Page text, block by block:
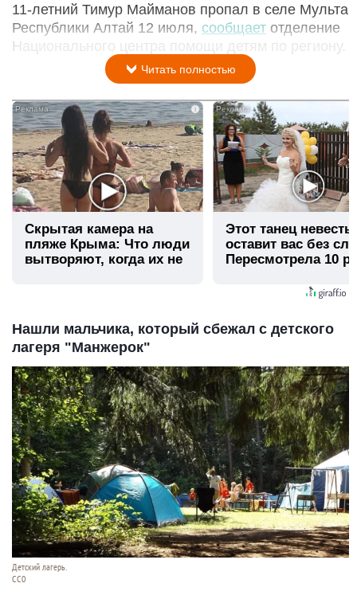
11-летний Тимур Майманов пропал в селе Мульта
Республики Алтай 12 июля, сообщает отделение
Национального центра помощи детям по региону.
Читать полностью
i
Скрытая камера на
пляже Крыма: Что люди
вытворяют, когда их не
Этот танец невесты
оставит вас без
Пересмотрела 10
Нашли мальчика, который сбежал с детского
лагеря "Манжерок"
Детский лагерь.
СС0